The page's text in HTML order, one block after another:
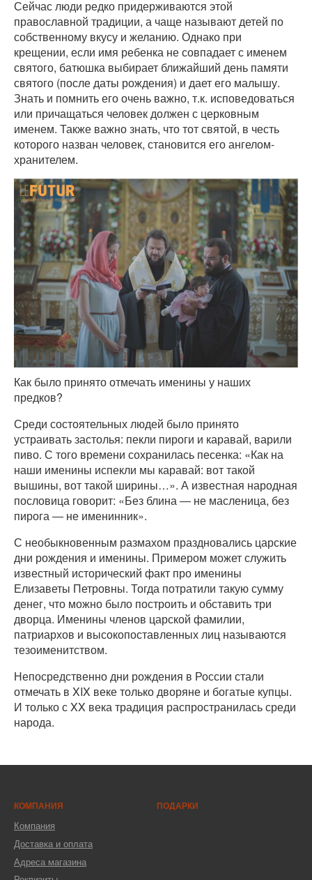
Сейчас люди редко придерживаются этой
православной традиции, а чаще называют детей по
собственному вкусу и желанию. Однако при
крещении, если имя ребенка не совпадает с именем
святого, батюшка выбирает ближайший день памяти
святого (после даты рождения) и дает его малышу.
Знать и помнить его очень важно, т.к. исповедоваться
или причащаться человек должен с церковным
именем. Также важно знать, что тот святой, в честь
которого назван человек, становится его ангелом-
хранителем.
Как было принято отмечать именины у наших
предков?
Среди состоятельных людей было принято
устраивать застолья: пекли пироги и каравай, варили
пиво. С того времени сохранилась песенка: «Как на
наши именины испекли мы каравай: вот такой
вышины, вот такой ширины…». А известная народная
пословица говорит: «Без блина ― не масленица, без
пирога ― не именинник».
С необыкновенным размахом праздновались царские
дни рождения и именины. Примером может служить
известный исторический факт про именины
Елизаветы Петровны. Тогда потратили такую сумму
денег, что можно было построить и обставить три
дворца. Именины членов царской фамилии,
патриархов и высокопоставленных лиц называются
тезоименитством.
Непосредственно дни рождения в России стали
отмечать в XIX веке только дворяне и богатые купцы.
И только с XX века традиция распространилась среди
народа.
КОМПАНИЯ
Компания
Доставка и оплата
Адреса магазина
ПОДАРКИ